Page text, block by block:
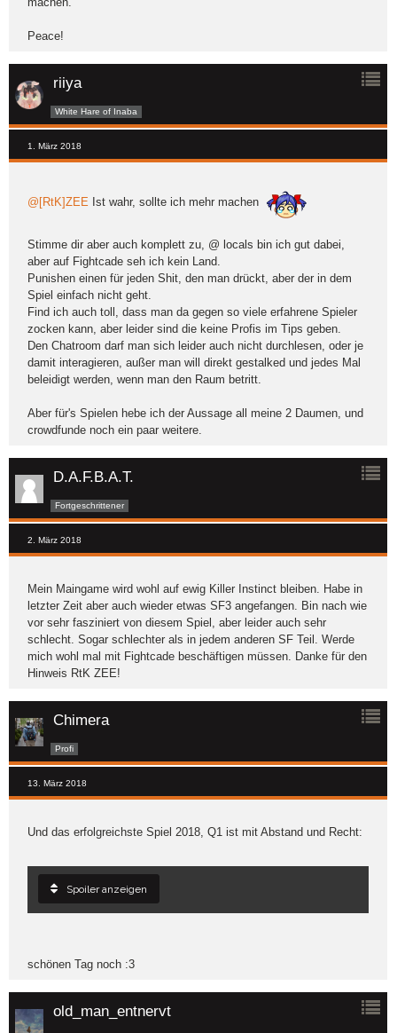
Peace!
riiya
White Hare of Inaba
1. März 2018
@[RtK]ZEE Ist wahr, sollte ich mehr machen
Stimme dir aber auch komplett zu, @ locals bin ich gut dabei,
aber auf Fightcade seh ich kein Land.
Punishen einen für jeden Shit, den man drückt, aber der in dem
Spiel einfach nicht geht.
Find ich auch toll, dass man da gegen so viele erfahrene Spieler
zocken kann, aber leider sind die keine Profis im Tips geben.
Den Chatroom darf man sich leider auch nicht durchlesen, oder je
damit interagieren, außer man will direkt gestalked und jedes Mal
beleidigt werden, wenn man den Raum betritt.
Aber für's Spielen hebe ich der Aussage all meine 2 Daumen, und
crowdfunde noch ein paar weitere.
D.A.F.B.A.T.
Fortgeschrittener
2. März 2018
Mein Maingame wird wohl auf ewig Killer Instinct bleiben. Habe in
letzter Zeit aber auch wieder etwas SF3 angefangen. Bin nach wie
vor sehr fasziniert von diesem Spiel, aber leider auch sehr
schlecht. Sogar schlechter als in jedem anderen SF Teil. Werde
mich wohl mal mit Fightcade beschäftigen müssen. Danke für den
Hinweis RtK ZEE!
Chimera
Profi
13. März 2018
Und das erfolgreichste Spiel 2018, Q1 ist mit Abstand und Recht:
Spoiler anzeigen
schönen Tag noch :3
old_man_entnervt